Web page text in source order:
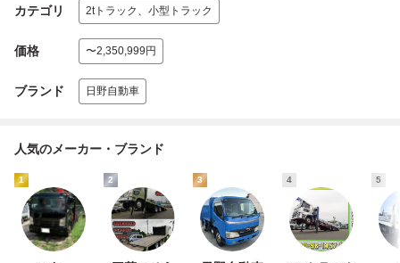
カテゴリ 2tトラック、小型トラック
価格 〜2,350,999円
ブランド 日野自動車
人気のメーカー・ブランド
1 2 3 4 5